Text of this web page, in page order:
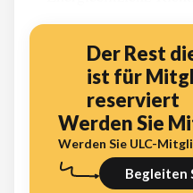
Der Rest
ist für
reserviert
Werden Sie
Werden Sie ULC-
Begleiten